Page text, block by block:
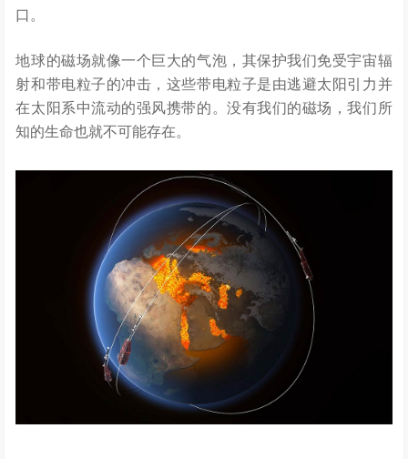
口。
地球的磁场就像一个巨大的气泡，其保护我们免受宇宙辐
射和带电粒子的冲击，这些带电粒子是由逃避太阳引力并
在太阳系中流动的强风携带的。没有我们的磁场，我们所
知的生命也就不可能存在。